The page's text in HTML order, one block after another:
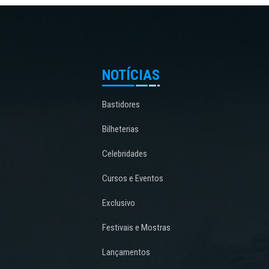
NOTÍCIAS
Bastidores
Bilheterias
Celebridades
Cursos e Eventos
Exclusivo
Festivais e Mostras
Lançamentos